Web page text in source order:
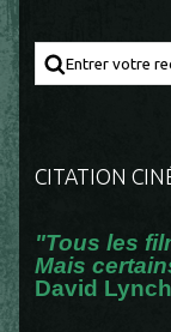
CITATION
"Tous les
Mais
David Lynch